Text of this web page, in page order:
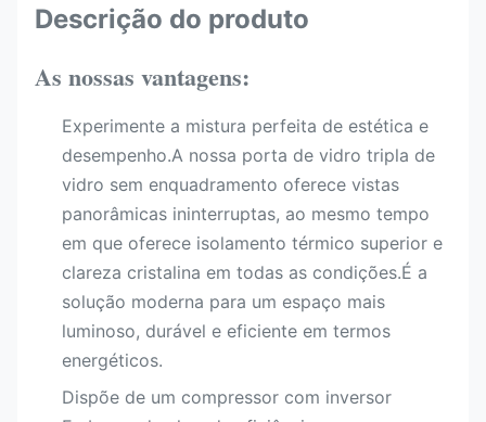
Descrição do produto
As nossas vantagens:
Experimente a mistura perfeita de estética e
desempenho.A nossa porta de vidro tripla de
vidro sem enquadramento oferece vistas
panorâmicas ininterruptas, ao mesmo tempo
em que oferece isolamento térmico superior e
clareza cristalina em todas as condições.É a
solução moderna para um espaço mais
luminoso, durável e eficiente em termos
energéticos.
Dispõe de um compressor com inversor